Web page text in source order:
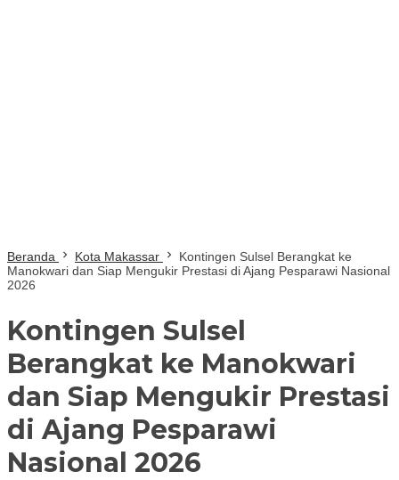
Beranda Kota Makassar
Kontingen Sulsel Berangkat ke
Manokwari dan Siap Mengukir Prestasi di Ajang Pesparawi Nasional
2026
Kontingen Sulsel
Berangkat ke Manokwari
dan Siap Mengukir Prestasi
di Ajang Pesparawi
Nasional 2026